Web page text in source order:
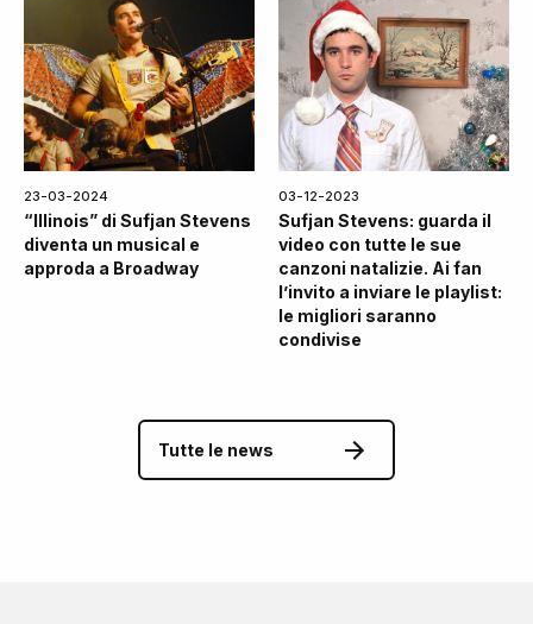
23-03-2024
“Illinois” di Sufjan Stevens
diventa un musical e
approda a Broadway
03-12-2023
Sufjan Stevens: guarda il
video con tutte le sue
canzoni natalizie. Ai fan
l’invito a inviare le playlist:
le migliori saranno
condivise
Tutte le news